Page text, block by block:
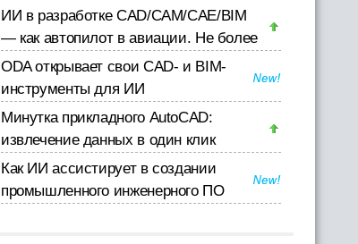
ИИ в разработке CAD/CAM/CAE/BIM
— как автопилот в авиации. Не более
ODA открывает свои CAD- и BIM-
инструменты для ИИ
Минутка прикладного AutoCAD:
извлечение данных в один клик
Как ИИ ассистирует в создании
промышленного инженерного ПО